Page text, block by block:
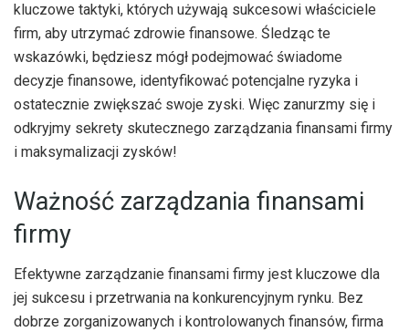
kluczowe taktyki, których używają sukcesowi właściciele
firm, aby utrzymać zdrowie finansowe. Śledząc te
wskazówki, będziesz mógł podejmować świadome
decyzje finansowe, identyfikować potencjalne ryzyka i
ostatecznie zwiększać swoje zyski. Więc zanurzmy się i
odkryjmy sekrety skutecznego zarządzania finansami firmy
i maksymalizacji zysków!
Ważność zarządzania finansami
firmy
Efektywne zarządzanie finansami firmy jest kluczowe dla
jej sukcesu i przetrwania na konkurencyjnym rynku. Bez
dobrze zorganizowanych i kontrolowanych finansów, firma